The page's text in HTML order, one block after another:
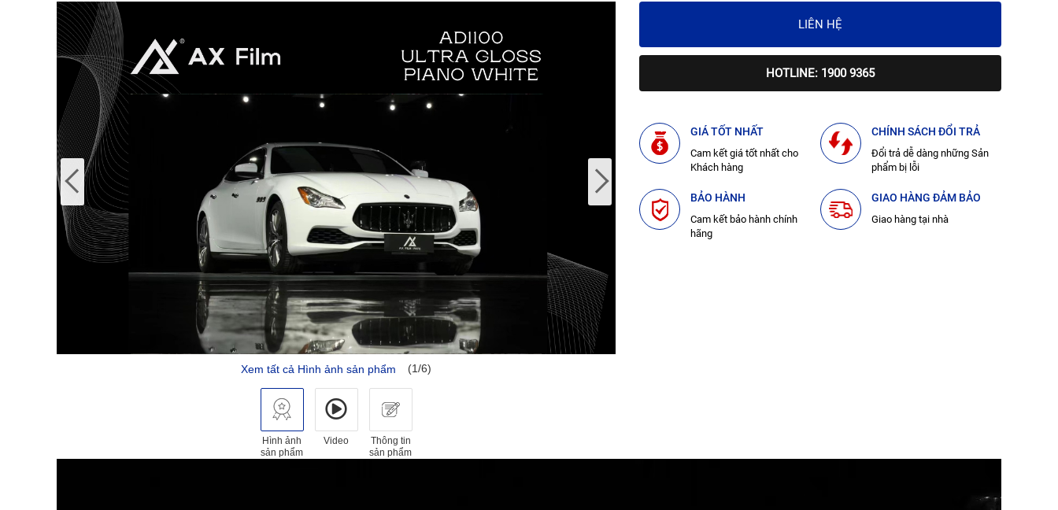
Xem tất cả Hình ảnh sản phẩm (1/6)
Hình ảnh
sản phẩm
Video
Thông tin
sản phẩm
LIÊN HỆ
HOTLINE: 1900 9365
GIÁ TỐT NHẤT
Cam kết giá tốt nhất cho
Khách hàng
CHÍNH SÁCH ĐỔI TRẢ
Đổi trả dễ dàng những Sản
phẩm bị lỗi
BẢO HÀNH
Cam kết bảo hành chính
hãng
GIAO HÀNG ĐẢM BẢO
Giao hàng tại nhà